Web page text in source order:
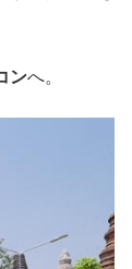
ンへ。